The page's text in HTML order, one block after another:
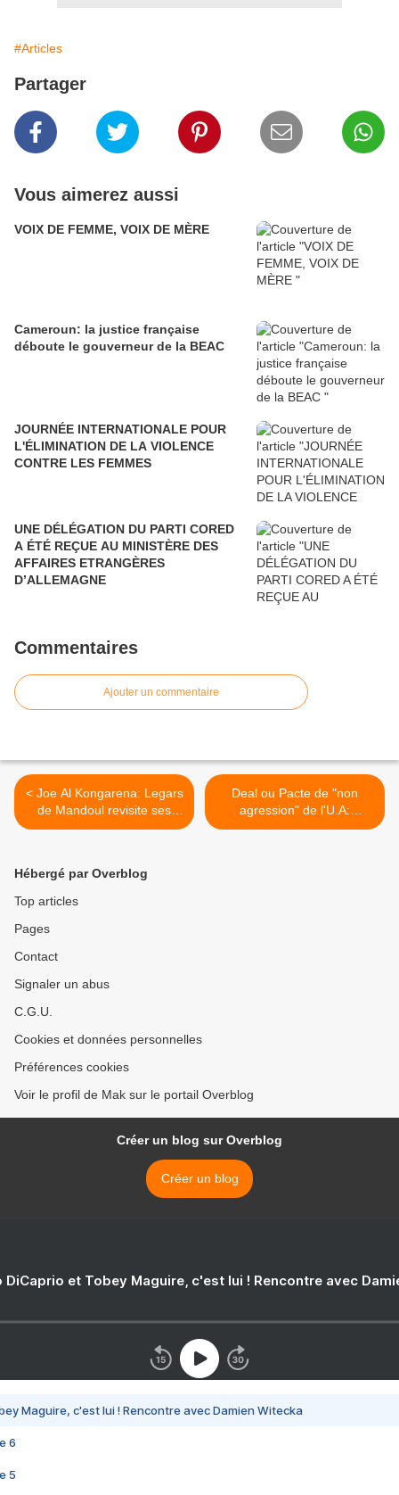
#Articles
Partager
Vous aimerez aussi
VOIX DE FEMME, VOIX DE MÈRE
Cameroun: la justice française
déboute le gouverneur de la BEAC
JOURNÉE INTERNATIONALE POUR
L'ÉLIMINATION DE LA VIOLENCE
CONTRE LES FEMMES
UNE DÉLÉGATION DU PARTI CORED
A ÉTÉ REÇUE AU MINISTÈRE DES
AFFAIRES ETRANGÈRES
D’ALLEMAGNE
Commentaires
Ajouter un commentaire
< Joe Al Kongarena: Legars
de Mandoul revisite ses
propos
Deal ou Pacte de "non
agression" de l'U.A:
pourquoi Deby l'a ratifié? >
Hébergé par Overblog
Top articles
Pages
Contact
Signaler un abus
C.G.U.
Cookies et données personnelles
Préférences cookies
Voir le profil de Mak sur le portail Overblog
Créer un blog sur Overblog
Créer un blog
DiCaprio et Tobey Maguire, c'est lui ! Rencontre avec
Maguire, c'est lui ! Rencontre avec Damien Witecka
6
5